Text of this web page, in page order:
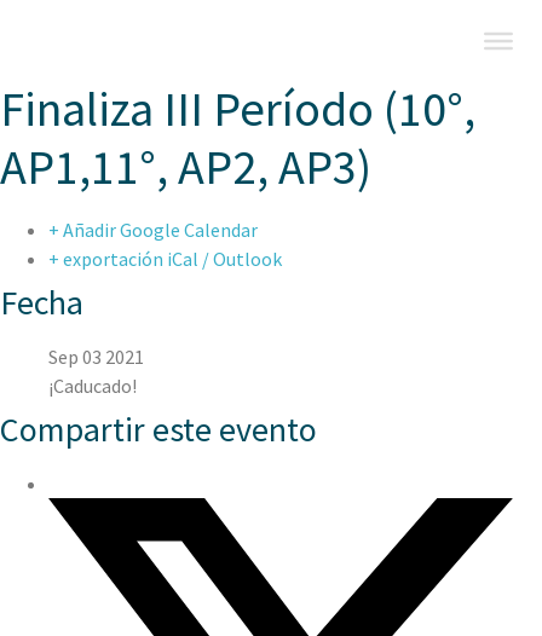
Finaliza III Período (10°,
AP1,11°, AP2, AP3)
+ Añadir Google Calendar
+ exportación iCal / Outlook
Fecha
Sep 03 2021
¡Caducado!
Compartir este evento